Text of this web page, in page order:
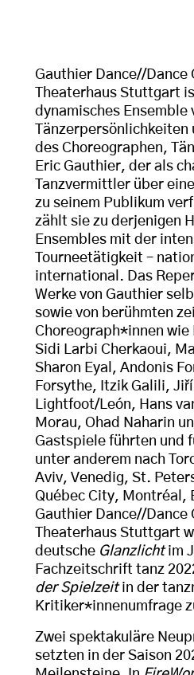
Gauthier Dance//Dance
Theaterhaus Stuttgart
dynamisches Ensemble
des Choreographen,
Eric Gauthier, der als
Tanzvermittler über
zu seinem Publikum
zählt sie zu derjenigen
Ensembles mit der
Tourneetätigkeit –
international. Das
Werke von Gauthier
sowie von berühmten
Choreograph*innen
Sidi Larbi Cherkaoui,
Sharon Eyal, Andonis
Forsythe, Itzik Galili,
Lightfoot/León, Hans
Morau, Ohad Naharin
Gastspiele führten und
unter anderem nach
Aviv, Venedig, St.
Québec City, Montréal,
Gauthier Dance//Dance
Theaterhaus Stuttgart
deutsche Glanzlichtim
Fachzeitschrift tanz
der Spielzeitin der
Kritiker*innenumfrage
Zwei spektakuläre
setzten in der Saison